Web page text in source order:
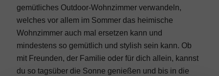
gemütliches Outdoor-Wohnzimmer verwandeln,
welches vor allem im Sommer das heimische
Wohnzimmerauch mal ersetzen kann und
mindestens so gemütlich und stylish sein kann. Ob
mit Freunden, der Familie oder für dich allein, kannst
du so tagsüber die Sonne genießen und bis in die